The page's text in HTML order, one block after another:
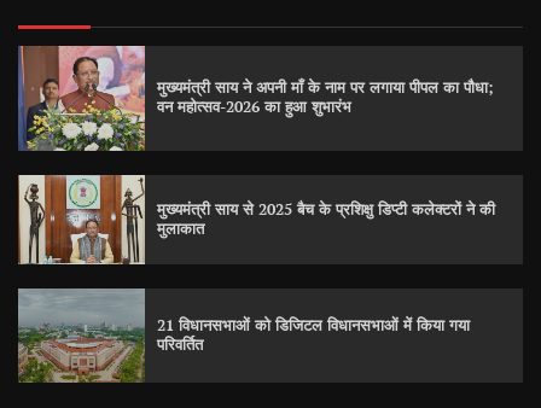
मुख्यमंत्री साय ने अपनी माँ के नाम पर लगाया पीपल का पौधा;
वन महोत्सव-2026 का हुआ शुभारंभ
मुख्यमंत्री साय से 2025 बैच के प्रशिक्षु डिप्टी कलेक्टरों ने की
मुलाकात
21 विधानसभाओं को डिजिटल विधानसभाओं में किया गया
परिवर्तित